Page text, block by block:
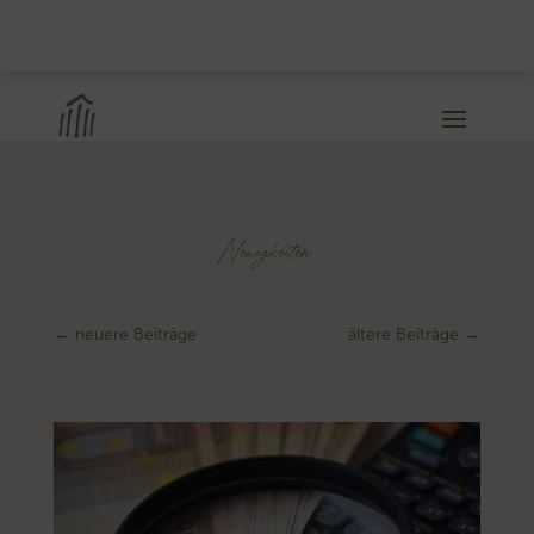
Neuigkeiten
← neuere Beiträge ältere Beiträge →